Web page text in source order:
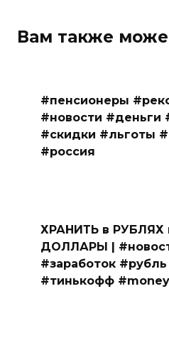
Вам также
#пенсионеры
#новости #деньги
#скидки #льготы
#россия
ХРАНИТЬ в РУБЛЯХ
ДОЛЛАРЫ |
#заработок
#тинькофф #money